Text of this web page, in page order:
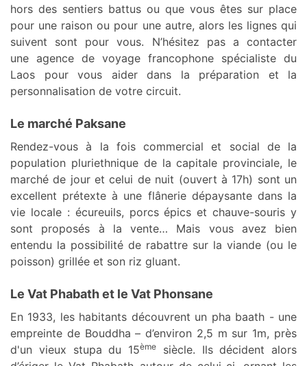
hors des sentiers battus ou que vous êtes sur place
pour une raison ou pour une autre, alors les lignes qui
suivent sont pour vous. N’hésitez pas a contacter
une agence de voyage francophone spécialiste du
Laos pour vous aider dans la préparation et la
personnalisation de votre circuit.
Le marché Paksane
Rendez-vous à la fois commercial et social de la
population pluriethnique de la capitale provinciale, le
marché de jour et celui de nuit (ouvert à 17h) sont un
excellent prétexte à une flânerie dépaysante dans la
vie locale : écureuils, porcs épics et chauve-souris y
sont proposés à la vente… Mais vous avez bien
entendu la possibilité de rabattre sur la viande (ou le
poisson) grillée et son riz gluant.
Le Vat Phabath et le Vat Phonsane
En 1933, les habitants découvrent un pha baath - une
empreinte de Bouddha – d’environ 2,5 m sur 1m, près
d'un vieux stupa du 15ème
siècle. Ils décident alors